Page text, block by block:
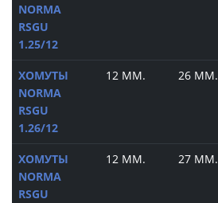
NORMA
RSGU
1.25/12
ХОМУТЫ
NORMA
RSGU
1.26/12
12 ММ. 26 ММ.
ХОМУТЫ
NORMA
RSGU
12 ММ. 27 ММ.